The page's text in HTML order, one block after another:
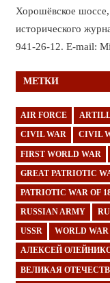
Хорошёвское
исторического
941-26-12. E-mail:
МЕТКИ
AIR FORCE
CIVIL WAR CIVIL
FIRST WORLD WAR
GREAT PATRIOTIC
PATRIOTIC WAR OF
RUSSIAN ARMY
USSR WORLD
АЛЕКСЕЙ
ВЕЛИКАЯ